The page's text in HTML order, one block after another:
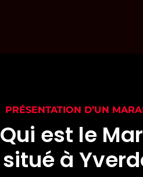
PRÉSENTATION D’UN
Qui est le
situé à